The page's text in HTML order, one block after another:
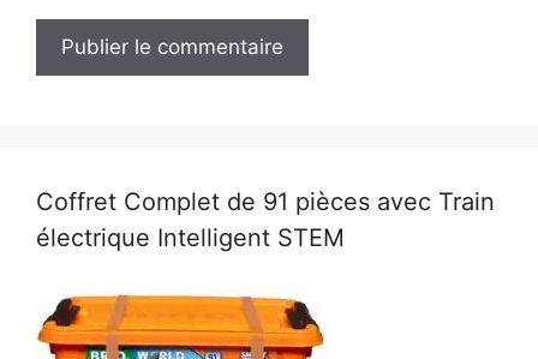
Coffret Complet de 91 pièces avec Train
électrique Intelligent STEM